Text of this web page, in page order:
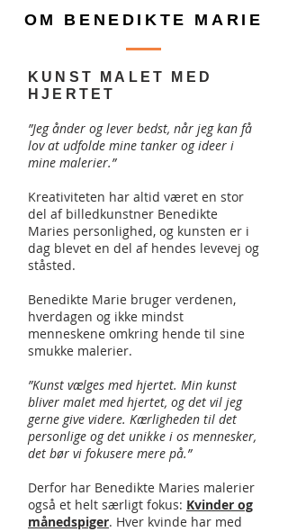
OM BENEDIKTE MARIE
KUNST MALET MED
HJERTET
”Jeg ånder og lever bedst, når jeg kan få
lov at udfolde mine tanker og ideer i
mine malerier.”
Kreativiteten har altid været en stor
del af billedkunstner Benedikte
Maries personlighed, og kunsten er i
dag blevet en del af hendes levevej og
ståsted.
Benedikte Marie bruger verdenen,
hverdagen og ikke mindst
menneskene omkring hende til sine
smukke malerier.
”Kunst vælges med hjertet. Min kunst
bliver malet med hjertet, og det vil jeg
gerne give videre. Kærligheden til det
personlige og det unikke i os mennesker,
det bør vi fokusere mere på.”
Derfor har Benedikte Maries malerier
også et helt særligt fokus: Kvinder og
månedspiger. Hver kvinde har med